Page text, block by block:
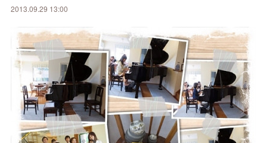
2013.09.29 13:00